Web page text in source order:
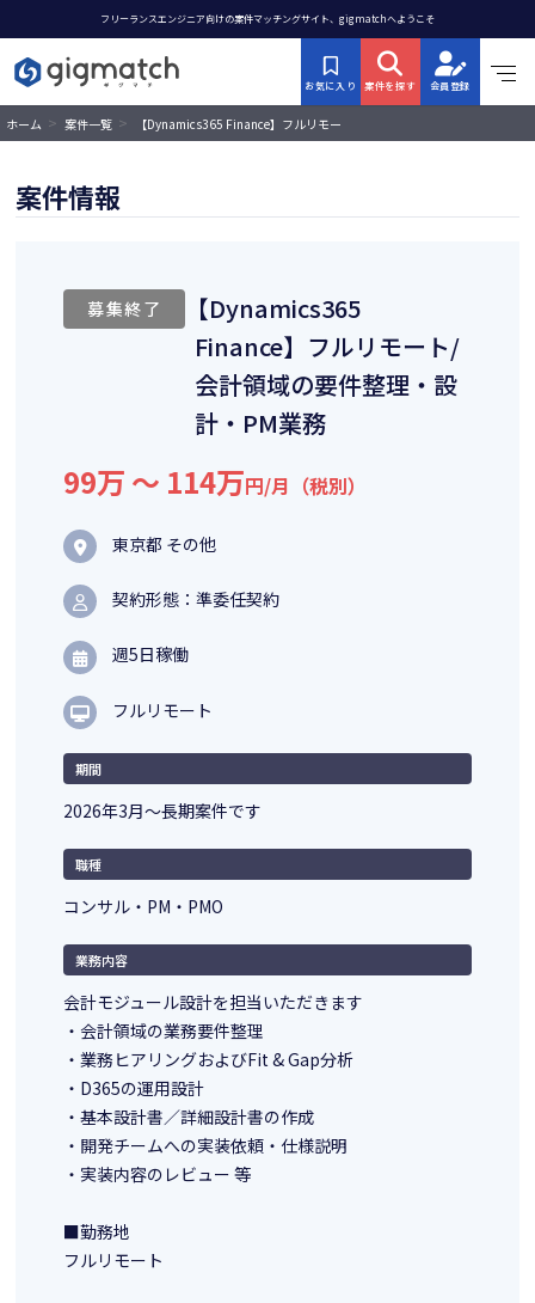
フリーランスエンジニア向けの案件マッチングサイト、gigmatchへようこそ
お気に入り 案件を探す 会員登録
ホーム > 案件一覧 >
【Dynamics365 Finance】フルリモー
案件情報
募集終了
【Dynamics365
Finance】フルリモート/
会計領域の要件整理・設
計・PM業務
99万 〜 114万円/月（税別）
東京都 その他
契約形態：準委任契約
週5日稼働
フルリモート
期間
2026年3月～長期案件です
職種
コンサル・PM・PMO
業務内容
会計モジュール設計を担当いただきます
・会計領域の業務要件整理
・業務ヒアリングおよびFit & Gap分析
・D365の運用設計
・基本設計書／詳細設計書の作成
・開発チームへの実装依頼・仕様説明
・実装内容のレビュー 等
■勤務地
フルリモート